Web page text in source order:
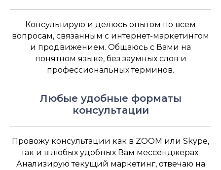
Консультирую и делюсь опытом по всем
вопросам, связанным с интернет-маркетингом
и продвижением. Общаюсь с Вами на
понятном языке, без заумных слов и
профессиональных терминов.
Любые удобные форматы
консультации
Провожу консультации как в ZOOM или Skype,
так и в любых удобных Вам мессенджерах.
Анализирую текущий маркетинг, отвечаю на